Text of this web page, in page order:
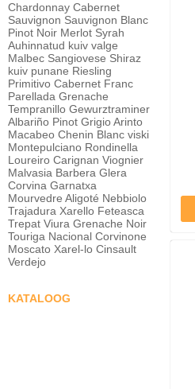
Chardonnay Cabernet
Sauvignon Sauvignon Blanc
Pinot Noir Merlot Syrah
Auhinnatud kuiv valge
Malbec Sangiovese Shiraz
kuiv punane Riesling
Primitivo Cabernet Franc
Parellada Grenache
Tempranillo Gewurztraminer
Albariño Pinot GrigioArinto
Macabeo Chenin Blanc viski
Montepulciano Rondinella
Loureiro Carignan Viognier
Malvasia Barbera Glera
Corvina Garnatxa
Mourvedre Aligoté Nebbiolo
Trajadura Xarello Feteasca
Trepat Viura Grenache Noir
Touriga Nacional Corvinone
Moscato Xarel-lo Cinsault
Verdejo
KATALOOG